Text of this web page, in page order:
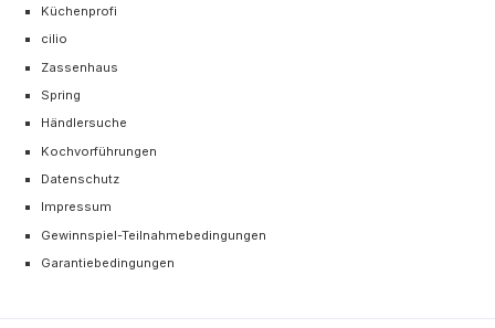
Küchenprofi
cilio
Zassenhaus
Spring
Händlersuche
Kochvorführungen
Datenschutz
Impressum
Gewinnspiel-Teilnahmebedingungen
Garantiebedingungen